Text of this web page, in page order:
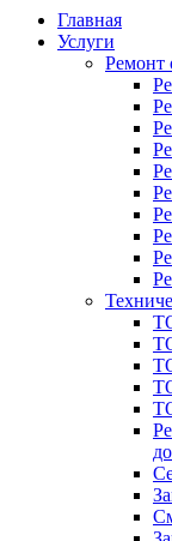
Главная
Услуги
Ремонт